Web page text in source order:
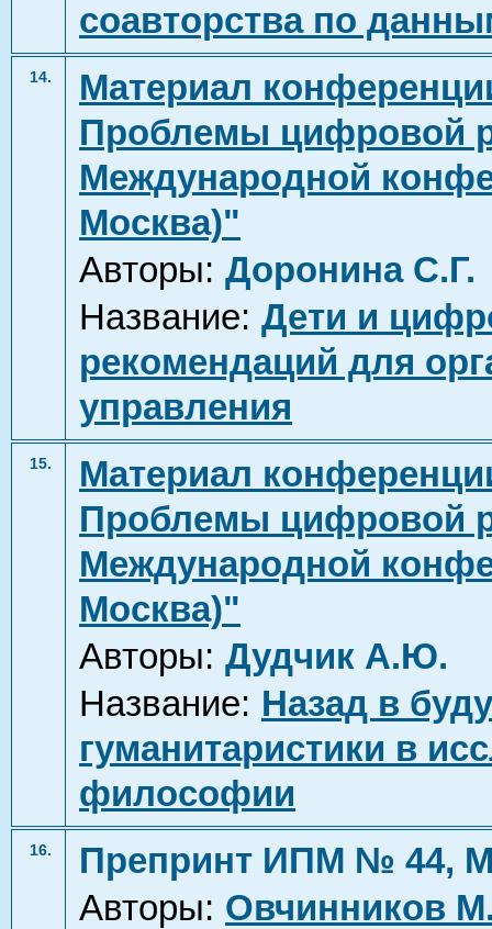
соавторства по
14.
Материал
Проблемы цифровой
Международной
Москва)"
Авторы: Доронина С.Г.
Название: Дети и
рекомендаций для
управления
15.
Материал
Проблемы цифровой
Международной
Москва)"
Авторы: Дудчик А.Ю.
Название: Назад в
гуманитаристики в
философии
16.
Препринт ИПМ № 44,
Авторы: Овчинников